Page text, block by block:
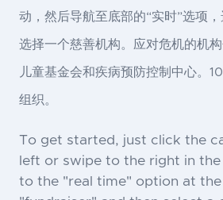
动，然后导航至底部的“实时”选项
选择一个慈善机构。应对危机的机
儿童基金会和疾病预防控制中心。
组织。
To get started, just click the
left or swipe to the right in
to the "real time" option at